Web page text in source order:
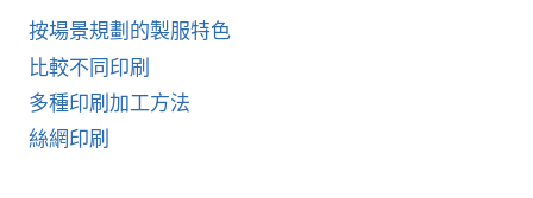
按場景規劃的製服特色
比較不同印刷
多種印刷加工方法
絲網印刷